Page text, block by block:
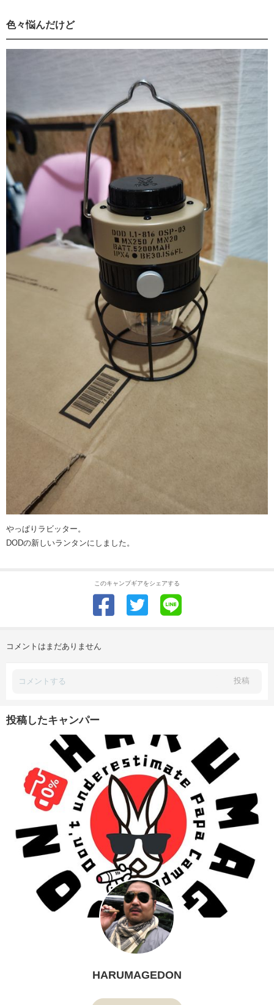
色々悩んだけど
やっぱりラビッター。
DODの新しいランタンにしました。
このキャンプギアをシェアする
コメントはまだありません
投稿
投稿したキャンパー
HARUMAGEDON